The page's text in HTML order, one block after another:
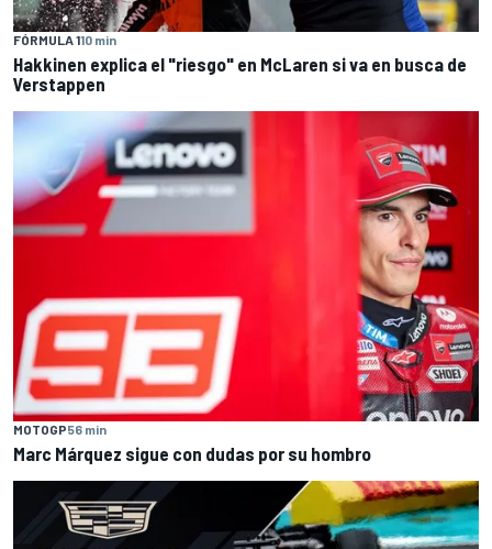
FÓRMULA 110 min
Hakkinen explica el "riesgo" en McLaren si va en busca de
Verstappen
MOTOGP56 min
Marc Márquez sigue con dudas por su hombro